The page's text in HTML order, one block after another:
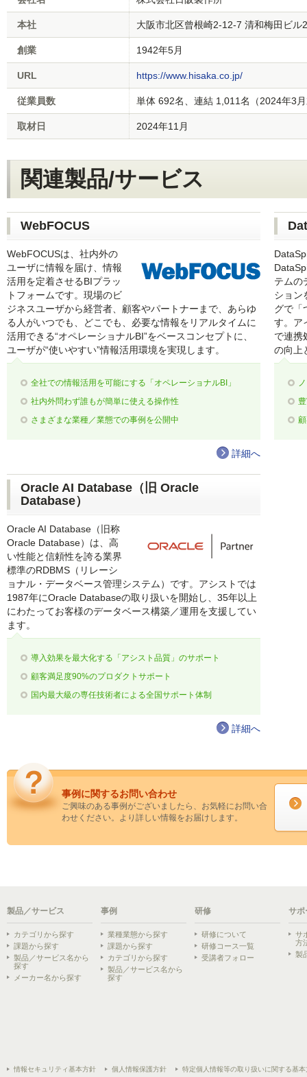
本社 大阪市北区曾根崎2-12-7 清和梅田ビル
創業 1942年5月
URL https://www.hisaka.co.jp/
従業員数 単体 692名、連結 1,011名（2024年3
取材日 2024年11月
関連製品/サービス
WebFOCUS
WebFOCUSは、社内外の
ユーザに情報を届け、情報
活用を定着させるBIプラッ
トフォームです。現場のビ
ジネスユーザから経営者、顧客やパートナーまで、あらゆ
る人がいつでも、どこでも、必要な情報をリアルタイムに
活用できる“オペレーショナルBI”をベースコンセプトに、
ユーザが“使いやすい”情報活用環境を実現します。
全社での情報活用を可能にする「オペレーショナルBI」
社内外問わず誰もが簡単に使える操作性
さまざまな業種／業態での事例を公開中
詳細へ
テムの
ション
グで「
す。ア
で連携
の向上
Oracle AI Database（旧 Oracle
Database）
Oracle AI Database（旧称
Oracle Database）は、高
い性能と信頼性を誇る業界
標準のRDBMS（リレーシ
ョナル・データベース管理システム）です。アシストでは
1987年にOracle Databaseの取り扱いを開始し、35年以上
にわたってお客様のデータベース構築／運用を支援してい
ます。
導入効果を最大化する「アシスト品質」のサポート
顧客満足度90%のプロダクトサポート
国内最大級の専任技術者による全国サポート体制
詳細へ
事例に関するお問い合わせ
ご興味のある事例がございましたら、お気軽にお問い合
わせください。より詳しい情報をお届けします。
製品／サービス
カテゴリから探す
課題から探す
製品／サービス名から
探す
メーカー名から探す
事例
業種業態から探す
課題から探す
カテゴリから探す
製品／サービス名から
探す
研修
研修について
研修コース一覧
受講者フォロー
サポ
サ
方
製
情報セキュリティ基本方針 個人情報保護方針 特定個人情報等の取り扱いに関する基本